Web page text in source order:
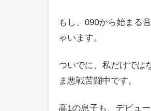
もし、090から始まる
ゃいます。
ついでに、私だけでは
ま悪戦苦闘中です。
高1の息子も、デビュ